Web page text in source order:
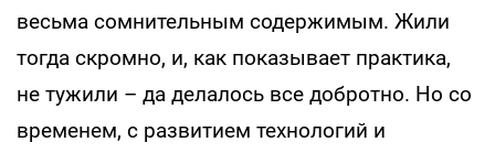
весьма сомнительным содержимым. Жили
тогда скромно, и, как показывает практика,
не тужили – да делалось все добротно. Но со
временем, с развитием технологий и